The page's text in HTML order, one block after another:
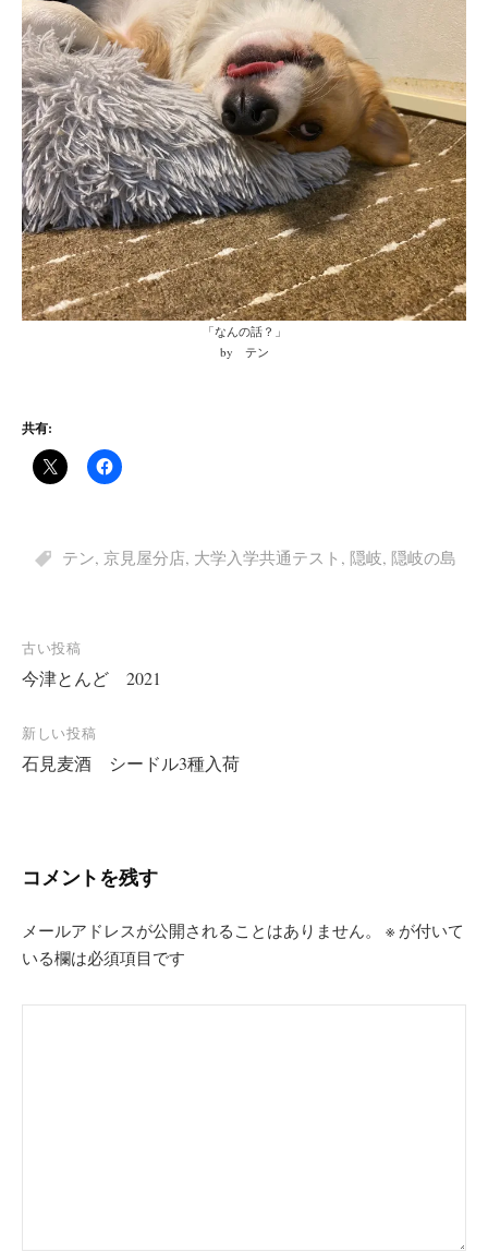
「なんの話？」
by テン
共有:
テン, 京見屋分店, 大学入学共通テスト , 隠岐, 隠岐の島
投
稿
ナ
ビ
ゲ
ョ
古い投稿
今津とんど 2021
新しい投稿
石見麦酒 シードル3種入荷
コメントを残す
メールアドレスが公開されることはありません。 ※ が付いて
いる欄は必須項目です